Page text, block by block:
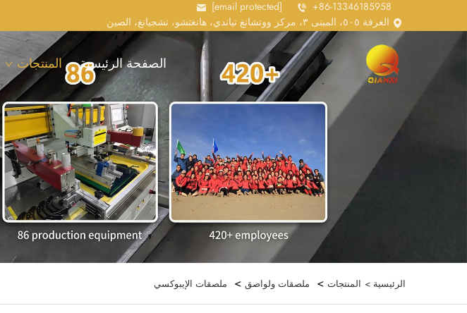
+86-13346185958
[email protected]
الغرفة ٥٠٥، المبنى ٣، مركز ووتشانغ تياندي، هانغتشو، تشجيانغ، الصين
الصفحة الرئيسية المنتجات
الرئيسية > المنتجات > ملصقات ولواصق > ملصقات الإيبوكسي